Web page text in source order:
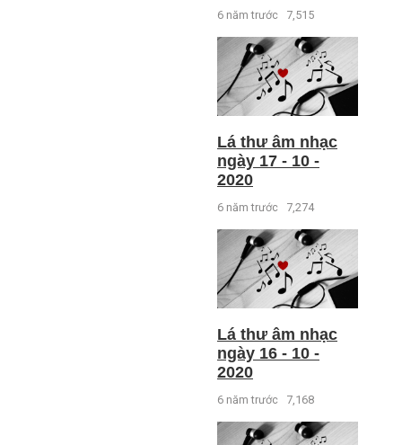
6 năm trước 7,515
Lá thư âm nhạc
ngày 17 - 10 -
2020
6 năm trước 7,274
Lá thư âm nhạc
ngày 16 - 10 -
2020
6 năm trước 7,168